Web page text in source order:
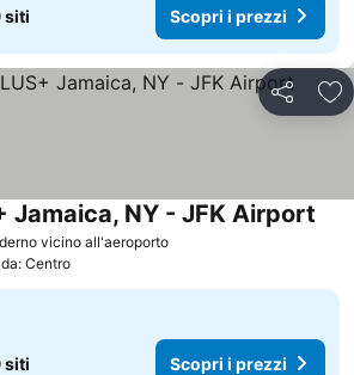
siti Scopri i prezzi
Condividi
vicino all'aeroportoScopri i prezzi
Jamaica, NY - JFK Airport
Centro
siti Scopri i prezzi